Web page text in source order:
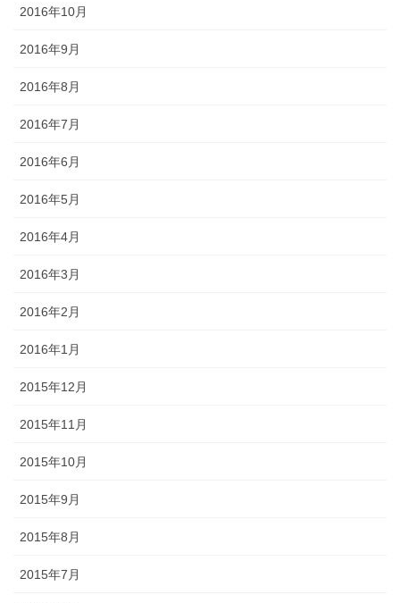
2016年10月
2016年9月
2016年8月
2016年7月
2016年6月
2016年5月
2016年4月
2016年3月
2016年2月
2016年1月
2015年12月
2015年11月
2015年10月
2015年9月
2015年8月
2015年7月